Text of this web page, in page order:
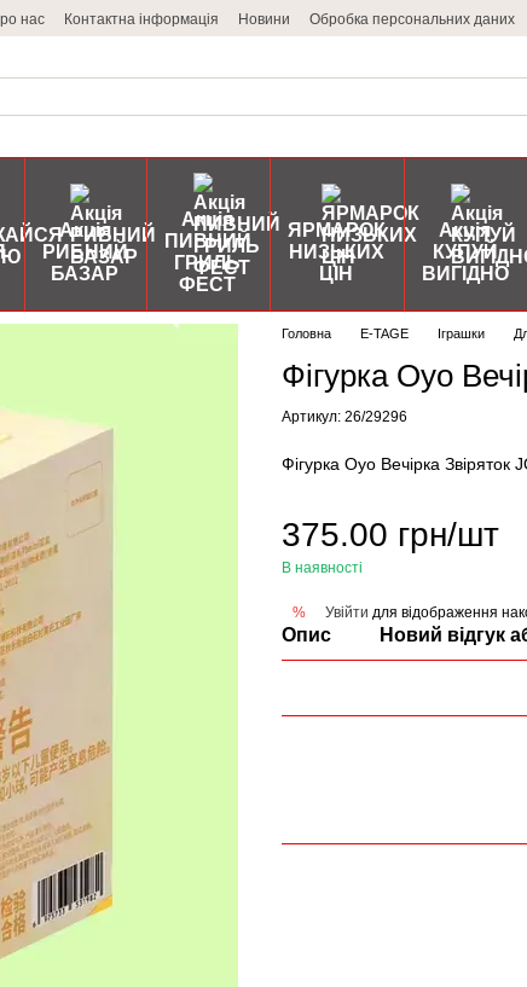
нас Контактна інформація Новини Обробка персональних даних
Акція
РИБНИЙ
БАЗАР
Акція
ПИВНИЙ
ГРИЛЬ
ФЕСТ
ЯРМАРОК
НИЗЬКИХ
ЦІН
Акція
КУПУЙ
ВИГІДНО
Головна E-TAGE Іграшки
Фігурка Oyo
Артикул: 26/29296
Фігурка Oyo Вечірка
375.00 грн/шт
В наявності
% Увійти для відображення
Опис Новий відгук